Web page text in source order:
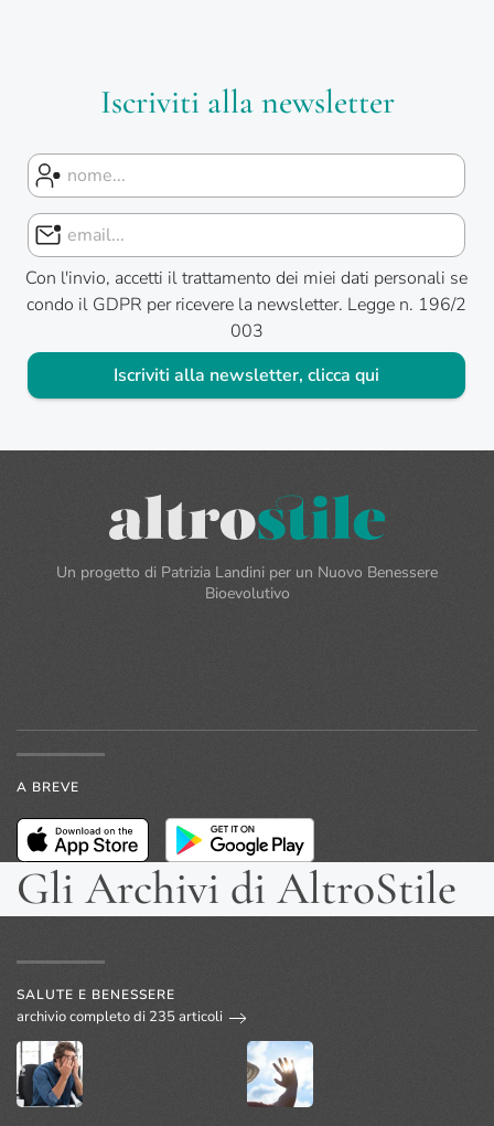
Iscriviti alla newsletter
Con l'invio, accetti il trattamento dei miei dati personali se
condo il GDPR per ricevere la newsletter. Legge n. 196/2
003
Iscriviti alla newsletter, clicca qui
Un progetto di Patrizia Landini per un Nuovo Benessere
Bioevolutivo
A BREVE
Gli Archivi di AltroStile
SALUTE E BENESSERE
archivio completo di 235 articoli